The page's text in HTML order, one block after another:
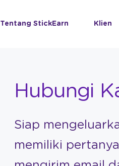
Tentang StickEarn Klien
Hubungi
Siap
memiliki